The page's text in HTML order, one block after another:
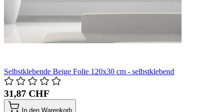
Selbstklebende Beige Folie 120x30 cm - selbstklebend
31,87 CHF
In den Warenkorb